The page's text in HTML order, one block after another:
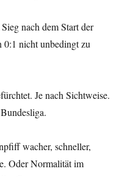
nach dem Start der
0:1 nicht unbedingt zu
Je nach Sichtweise.
wacher, schneller,
Oder Normalität im